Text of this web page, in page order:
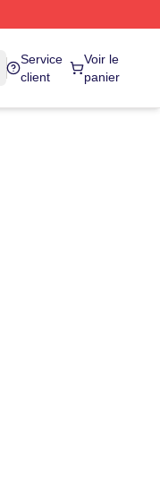
Service
client
Voir le
panier